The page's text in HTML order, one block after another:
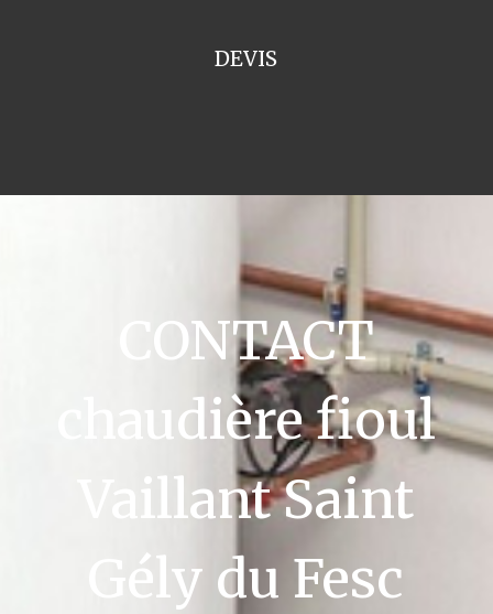
DEVIS
CONTACT
chaudière fioul
Vaillant Saint
Gély du Fesc